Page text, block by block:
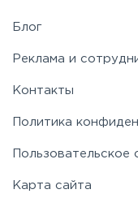
Ярославское
Блог
Реклама и
Контакты
Политика
Пользовательское
Карта сайта